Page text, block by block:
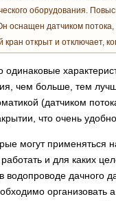
оборудования.
оснащен датчиком потока,
открыт и отключает,
чем больше, тем
(датчиком
что очень
могут применяться
и для каких
водопроводе дачного
организовать